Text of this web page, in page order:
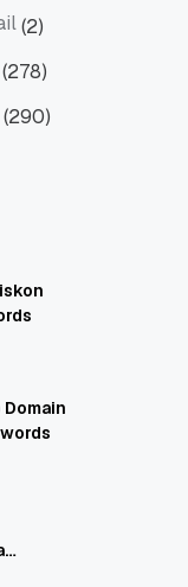
(2)
(278)
(290)
Domain